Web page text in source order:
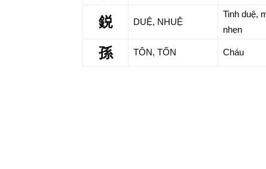
鋭 DUỆ, NHUỆ
Tinh duệ,
nhẹn
孫 TÔN, TỐN Cháu